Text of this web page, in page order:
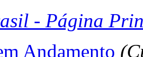
- Página
Andamento